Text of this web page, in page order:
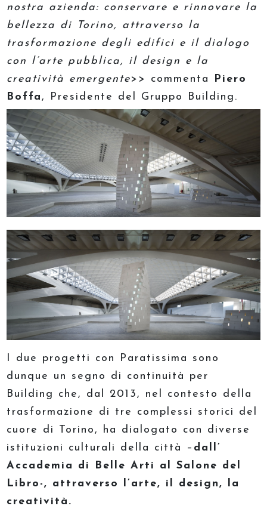
nostra azienda: conservare e rinnovare la
bellezza di Torino, attraverso la
trasformazione degli edifici e il dialogo
con l’arte pubblica, il design e la
creatività emergente>> commenta Piero
Boffa, Presidente del Gruppo Building.
I due progetti con Paratissima sono
dunque un segno di continuità per
Building che, dal 2013, nel contesto della
trasformazione di tre complessi storici del
cuore di Torino, ha dialogato con diverse
istituzioni culturali della città – dall’
Accademia di Belle Arti al Salone del
Libro-, attraverso l’arte, il design, la
creatività.